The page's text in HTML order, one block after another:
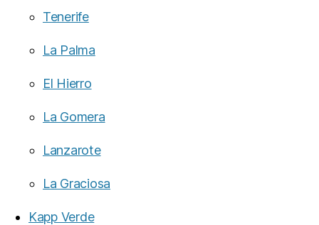
Tenerife
La Palma
El Hierro
La Gomera
Lanzarote
La Graciosa
Kapp Verde